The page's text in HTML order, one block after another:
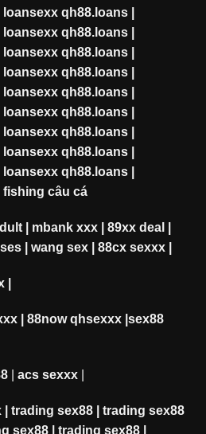
loansexx qh88.loans|
loansexx qh88.loans|
loansexx qh88.loans|
loansexx qh88.loans|
loansexx qh88.loans|
loansexx qh88.loans|
loansexx qh88.loans|
loansexx qh88.loans|
loansexx qh88.loans|
fishing câu cá
| mbank xxx| 89xx deal
| wang sex| 88cx sexxx|
|
| 88now qhsexxx| sex88
| acs sexxx|
| trading sex88| trading sex88
sex88| trading sex88|